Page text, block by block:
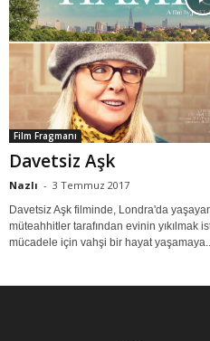
Film Fragmanı
Davetsiz Aşk
Nazlı - 3 Temmuz 2017
Davetsiz Aşk filminde, Londra'da
müteahhitler tarafından evinin yıkılmak
mücadele için vahşi bir hayat yaşamaya...